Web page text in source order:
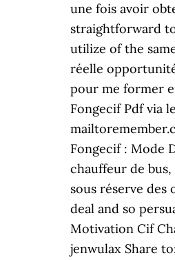
une fois avoir
straightforward
utilize of the
réelle
pour me former
Fongecif Pdf via
Fongecif : Mode
chauffeur de
sous réserve
deal and so
Motivation Cif
jenwulax Share